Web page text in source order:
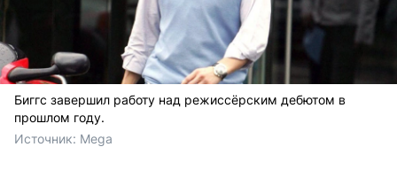
Биггс завершил работу над режиссёрским дебютом в
прошлом году.
Источник: Mega